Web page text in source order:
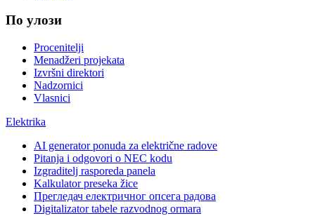
По улози
Procenitelji
Menadžeri projekata
Izvršni direktori
Nadzornici
Vlasnici
Elektrika
AI generator ponuda za električne radove
Pitanja i odgovori o NEC kodu
Izgraditelj rasporeda panela
Kalkulator preseka žice
Прегледач електричног опсега радова
Digitalizator tabele razvodnog ormara